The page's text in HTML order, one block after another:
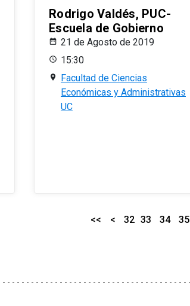
Rodrigo Valdés, PUC-
Escuela de Gobierno
21 de Agosto de 2019
15:30
Facultad de Ciencias
Económicas y Administrativas
UC
<< < 32 33 34 35